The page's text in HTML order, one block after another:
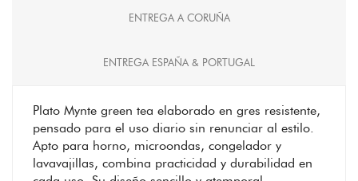
ENTREGA A CORUÑA
ENTREGA ESPAÑA & PORTUGAL
Plato Mynte green tea elaborado en gres resistente,
pensado para el uso diario sin renunciar al estilo.
Apto para horno, microondas, congelador y
lavavajillas, combina practicidad y durabilidad en